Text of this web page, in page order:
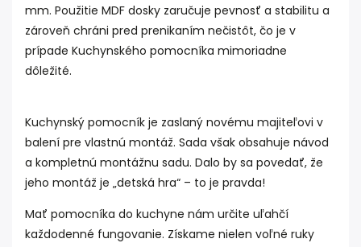
mm. Použitie MDF dosky zaručuje pevnosť a stabilitu a
zároveň chráni pred prenikaním nečistôt, čo je v
prípade Kuchynského pomocníka mimoriadne
dôležité.
Kuchynský pomocník je zaslaný novému majiteľovi v
balení pre vlastnú montáž. Sada však obsahuje návod
a kompletnú montážnu sadu. Dalo by sa povedať, že
jeho montáž je „detská hra“ – to je pravda!
Mať pomocníka do kuchyne nám určite uľahčí
každodenné fungovanie. Získame nielen voľné ruky